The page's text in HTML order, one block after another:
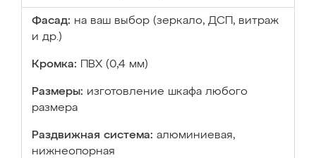
Фасад: на ваш выбор (зеркало, ДСП, витраж
и др.)
Кромка: ПВХ (0,4 мм)
Размеры: изготовление шкафа любого
размера
Раздвижная система: алюминиевая,
нижнеопорная